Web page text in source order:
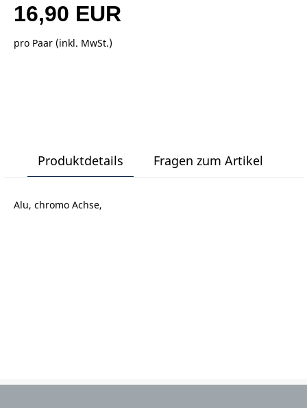
16,90 EUR
pro Paar (inkl. MwSt.)
Produktdetails Fragen zum Artikel
Alu, chromo Achse,